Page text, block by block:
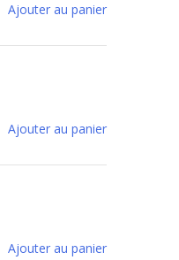
Ajouter au panier
Ajouter au panier
Ajouter au panier